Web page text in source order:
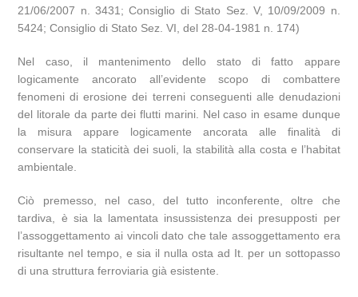
21/06/2007 n. 3431; Consiglio di Stato Sez. V, 10/09/2009 n.
5424; Consiglio di Stato Sez. VI, del 28-04-1981 n. 174)
Nel caso, il mantenimento dello stato di fatto appare
logicamente ancorato all’evidente scopo di combattere
fenomeni di erosione dei terreni conseguenti alle denudazioni
del litorale da parte dei flutti marini. Nel caso in esame dunque
la misura appare logicamente ancorata alle finalità di
conservare la staticità dei suoli, la stabilità alla costa e l’habitat
ambientale.
Ciò premesso, nel caso, del tutto inconferente, oltre che
tardiva, è sia la lamentata insussistenza dei presupposti per
l’assoggettamento ai vincoli dato che tale assoggettamento era
risultante nel tempo, e sia il nulla osta ad It. per un sottopasso
di una struttura ferroviaria già esistente.